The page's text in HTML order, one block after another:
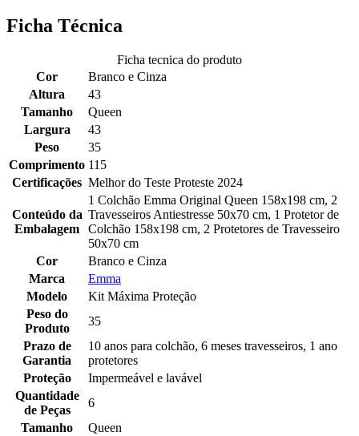
Ficha Técnica
Ficha tecnica do produto
Cor
Branco e Cinza
Altura
43
Tamanho
Queen
Largura
43
Peso
35
Comprimento 115
Certificações Melhor do Teste Proteste 2024
Conteúdo da
Embalagem
1 Colchão Emma Original Queen 158x198 cm, 2
Travesseiros Antiestresse 50x70 cm, 1 Protetor de
Colchão 158x198 cm, 2 Protetores de Travesseiro
50x70 cm
Cor
Branco e Cinza
Marca
Emma
Modelo
Kit Máxima Proteção
Peso do
Produto
35
Prazo de
Garantia
10 anos para colchão, 6 meses travesseiros, 1 ano
protetores
Proteção
Impermeável e lavável
Quantidade
de Peças
6
Tamanho
Queen